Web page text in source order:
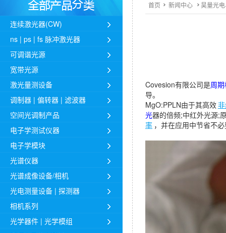
连续激光器(CW)
ns | ps | fs 脉冲激光器
可调谐光源
宽带光源
激光量测设备
调制器 | 偏转器 | 滤波器
空间光调制产品
电子学测试仪器
电子学模块
光谱仪器
光谱成像设备/相机
光电测量设备 | 探测器
相机系列
光学器件 | 光学模组
首页 新闻中心 昊量光
Covesion有限公司是周
导。
MgO:PPLN由于其高效
光器的倍频;中红外光源;
率 ，并在应用中节省不